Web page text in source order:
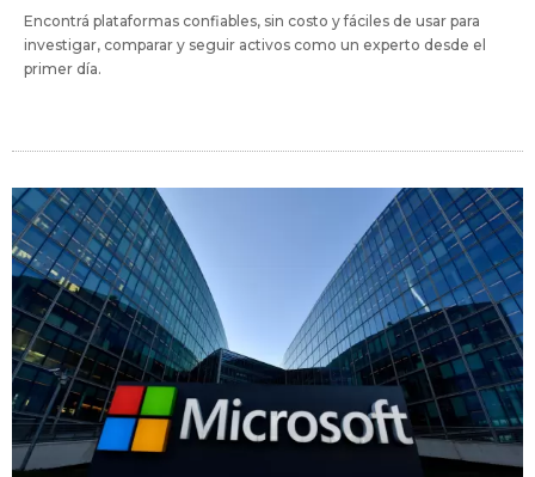
Encontrá plataformas confiables, sin costo y fáciles de usar para
investigar, comparar y seguir activos como un experto desde el
primer día.